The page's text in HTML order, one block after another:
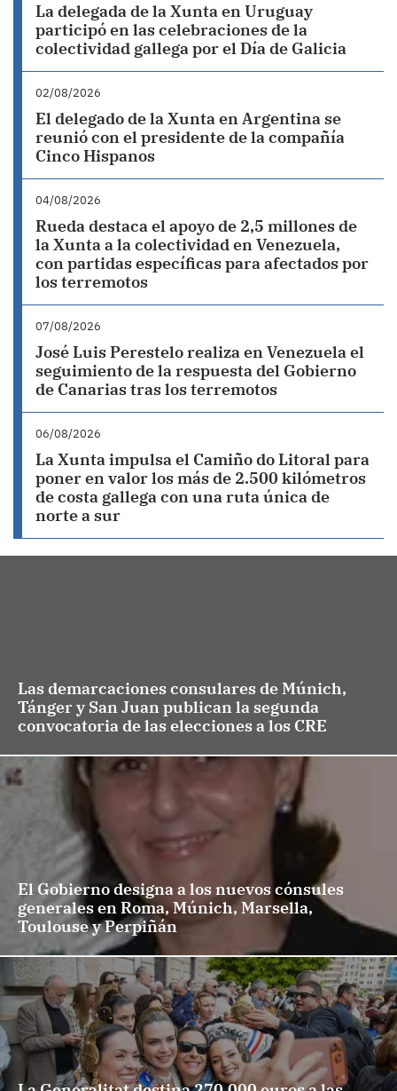
La delegada de la Xunta en Uruguay
participó en las celebraciones de la
colectividad gallega por el Día de Galicia
02/08/2026
El delegado de la Xunta en Argentina se
reunió con el presidente de la compañía
Cinco Hispanos
04/08/2026
Rueda destaca el apoyo de 2,5 millones de
la Xunta a la colectividad en Venezuela,
con partidas específicas para afectados por
los terremotos
07/08/2026
José Luis Perestelo realiza en Venezuela el
seguimiento de la respuesta del Gobierno
de Canarias tras los terremotos
06/08/2026
La Xunta impulsa el Camiño do Litoral para
poner en valor los más de 2.500 kilómetros
de costa gallega con una ruta única de
norte a sur
Las demarcaciones consulares de Múnich,
Tánger y San Juan publican la segunda
convocatoria de las elecciones a los CRE
El Gobierno designa a los nuevos cónsules
generales en Roma, Múnich, Marsella,
Toulouse y Perpiñán